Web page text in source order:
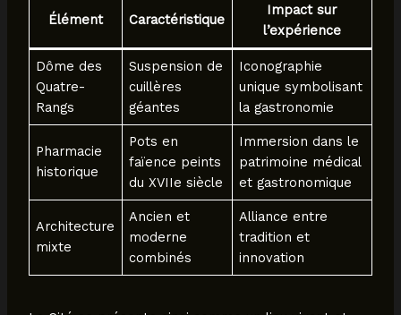
Élément Caractéristique
Impact sur
l’expérience
Dôme des
Quatre-
Rangs
Suspension de
cuillères
géantes
Iconographie
unique symbolisant
la gastronomie
Pharmacie
historique
Pots en
faïence peints
du XVIIe siècle
Immersion dans le
patrimoine médical
et gastronomique
Architecture
mixte
Ancien et
moderne
combinés
Alliance entre
tradition et
innovation